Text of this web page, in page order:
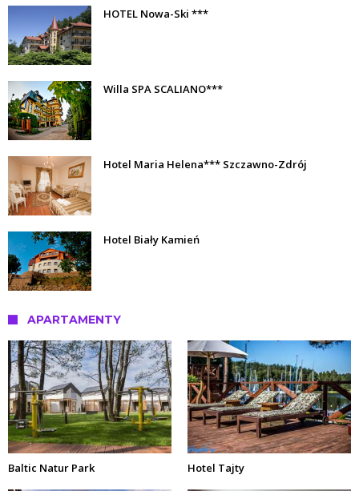
HOTEL Nowa-Ski ***
Willa SPA SCALIANO***
Hotel Maria Helena*** Szczawno-Zdrój
Hotel Biały Kamień
APARTAMENTY
Baltic Natur Park Hotel Tajty